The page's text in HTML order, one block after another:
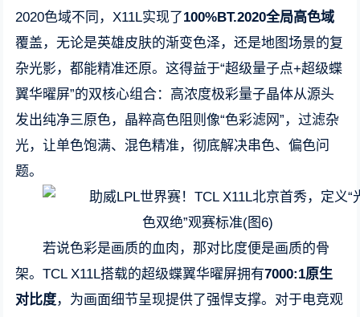
2020色域不同，X11L实现了100%BT.2020全局高色域
覆盖，无论是英雄皮肤的渐变色泽，还是地图场景的复
杂光影，都能精准还原。这得益于“超级量子点+超级蝶
翼华曜屏”的双核心组合：高浓度极彩量子晶体从源头
发出纯净三原色，晶粹高色阻则像“色彩滤网”，过滤杂
光，让单色饱满、混色精准，彻底解决串色、偏色问
题。
若说色彩是画质的血肉，那对比度便是画质的骨
架。TCL X11L搭载的超级蝶翼华曜屏拥有7000:1原生
对比度，为画面细节呈现提供了强悍支撑。对于电竞观